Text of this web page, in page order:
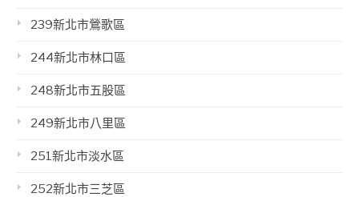
239新北市鶯歌區
244新北市林口區
248新北市五股區
249新北市八里區
251新北市淡水區
252新北市三芝區